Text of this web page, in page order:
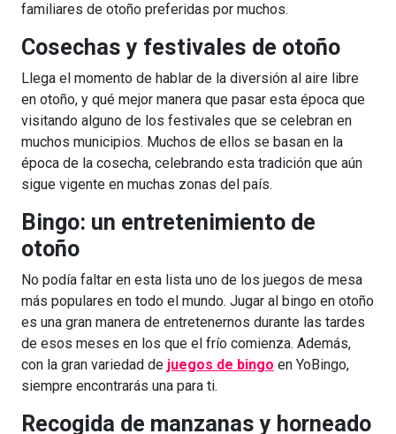
familiares de otoño preferidas por muchos.
Cosechas y festivales de otoño
Llega el momento de hablar de la diversión al aire libre
en otoño, y qué mejor manera que pasar esta época que
visitando alguno de los festivales que se celebran en
muchos municipios. Muchos de ellos se basan en la
época de la cosecha, celebrando esta tradición que aún
sigue vigente en muchas zonas del país.
Bingo: un entretenimiento de
otoño
No podía faltar en esta lista uno de los juegos de mesa
más populares en todo el mundo. Jugar al bingo en otoño
es una gran manera de entretenernos durante las tardes
de esos meses en los que el frío comienza. Además,
con la gran variedad de juegos de bingo en YoBingo,
siempre encontrarás una para ti.
Recogida de manzanas y horneado